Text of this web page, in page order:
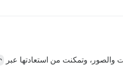
وتمكنت من استعادتها عبر